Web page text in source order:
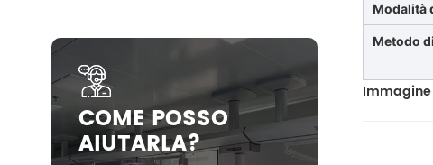
Modalità
Metodo
COME POSSO
AIUTARLA?